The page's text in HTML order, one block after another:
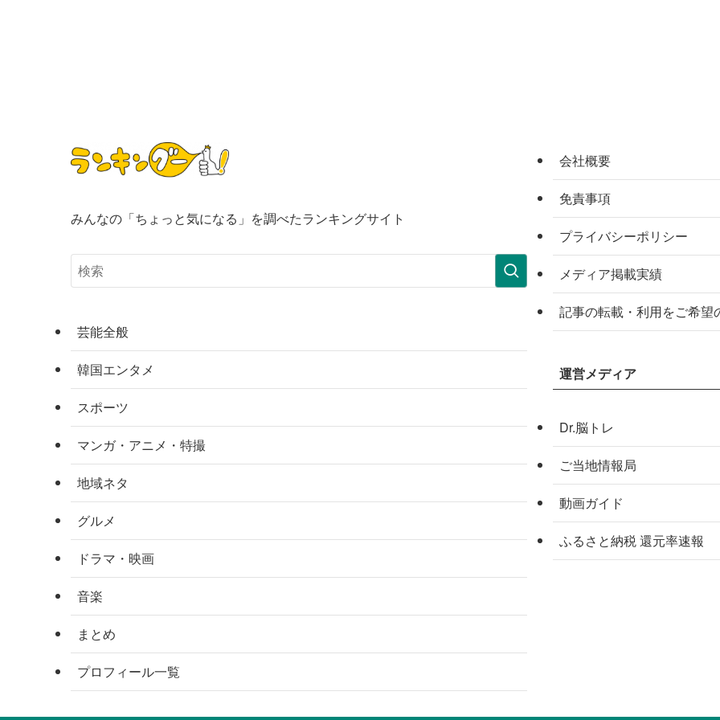
みんなの「ちょっと気になる」を調べたランキングサイト
芸能全般
韓国エンタメ
スポーツ
マンガ・アニメ・特撮
地域ネタ
グルメ
ドラマ・映画
音楽
まとめ
プロフィール一覧
会社概要
免責事項
プライバシーポリシー
メディア掲載実績
記事の転載・利用をご希望
運営メディア
Dr.脳トレ
ご当地情報局
動画ガイド
ふるさと納税 還元率速報